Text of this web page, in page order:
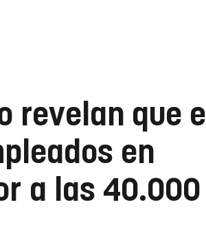
revelan que el
en
a las 40.000